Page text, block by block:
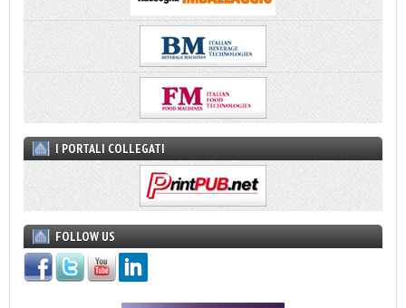
I PORTALI COLLEGATI
FOLLOW US